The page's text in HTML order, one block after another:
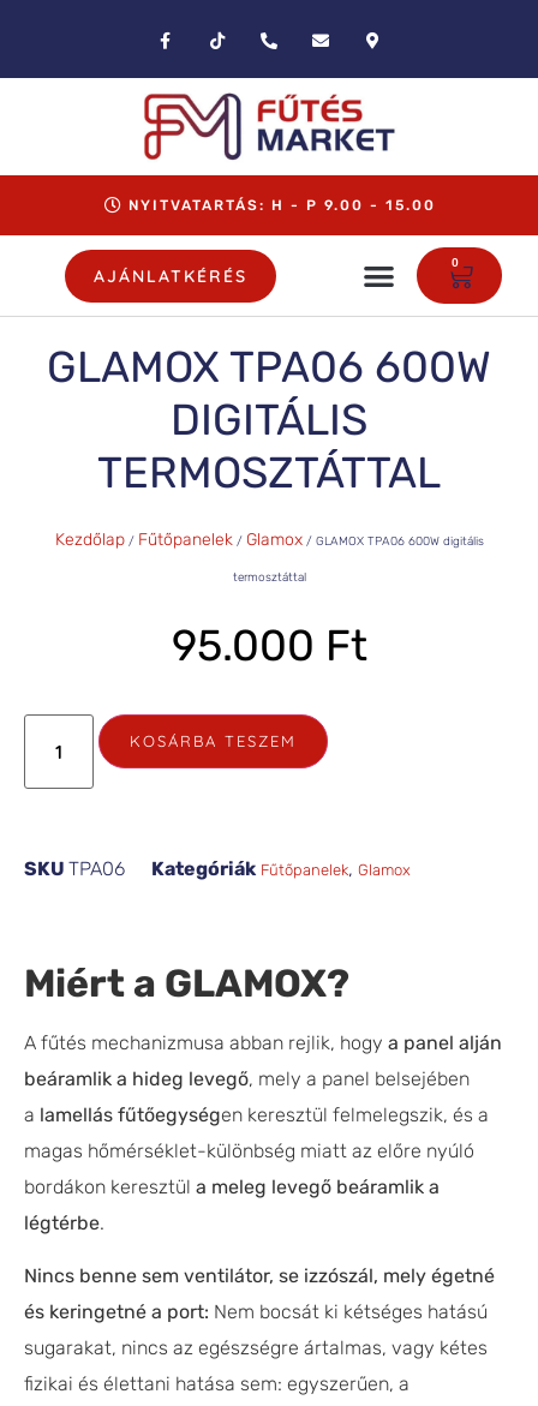
NYITVATARTÁS: H - P 9.00 - 15.00
AJÁNLATKÉRÉS
0
GLAMOX TPA06 600W
DIGITÁLIS
TERMOSZTÁTTAL
Kezdőlap/ Fűtőpanelek/ Glamox/ GLAMOX TPA06 600W digitális
termosztáttal
95.000 Ft
KOSÁRBA TESZEM
SKU TPA06 Kategóriák Fűtőpanelek, Glamox
Miért a GLAMOX?
A fűtés mechanizmusa abban rejlik, hogy a panel alján
beáramlik a hideg levegő, mely a panel belsejében
a lamellás fűtőegységen keresztül felmelegszik, és a
magas hőmérséklet-különbség miatt az előre nyúló
bordákon keresztül a meleg levegő beáramlik a
légtérbe.
Nincs benne sem ventilátor, se izzószál, mely égetné
és keringetné a port: Nem bocsát ki kétséges hatású
sugarakat, nincs az egészségre ártalmas, vagy kétes
fizikai és élettani hatása sem: egyszerűen, a